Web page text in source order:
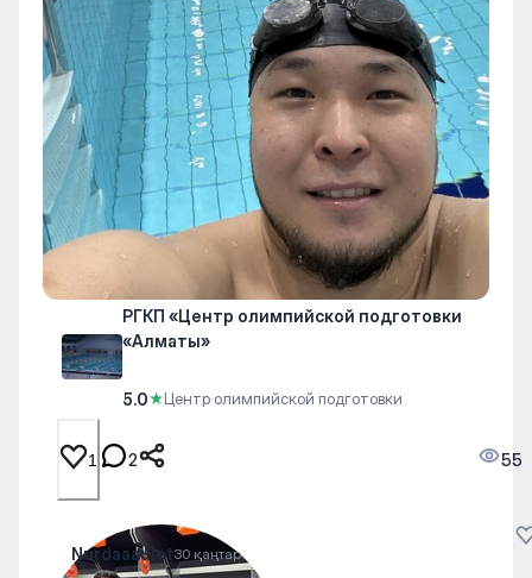
РГКП «Центр олимпийской подготовки
«Алматы»
5.0★Центр олимпийской подготовки
1 2 55
Nurdaaaulet30 қаңтар